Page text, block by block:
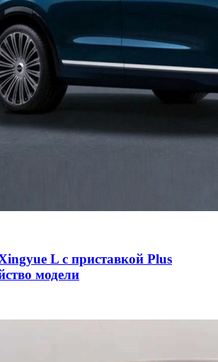
L с приставкой Plus
модели